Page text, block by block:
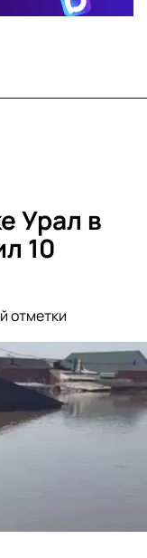
Урал в
10
отметки